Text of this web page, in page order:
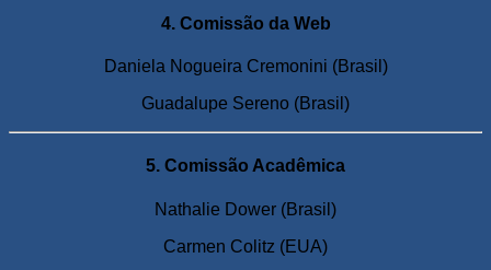
4. Comissão da Web
Daniela Nogueira Cremonini (Brasil)
Guadalupe Sereno (Brasil)
5. Comissão Acadêmica
Nathalie Dower (Brasil)
Carmen Colitz (EUA)